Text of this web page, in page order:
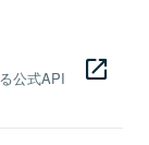
公式API